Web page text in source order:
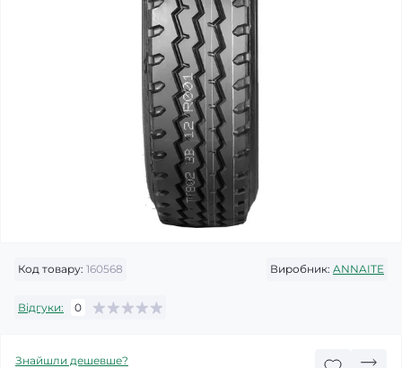
Код товару: 160568 Виробник: ANNAITE
Відгуки: 0
Знайшли дешевше?